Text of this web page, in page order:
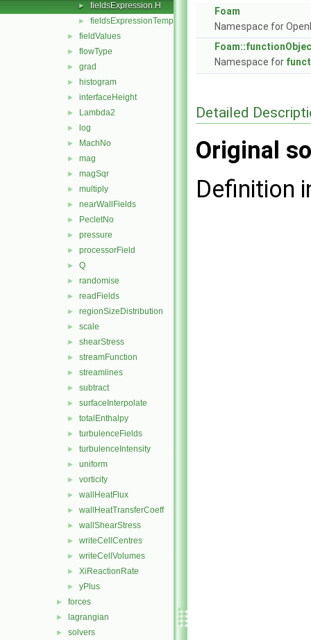
► fieldsExpression.H
► fieldsExpressionTemplates.C
► fieldValues
► flowType
► grad
► histogram
► interfaceHeight
► Lambda2
► log
► MachNo
► mag
► magSqr
► multiply
► nearWallFields
► PecletNo
► pressure
► processorField
► Q
► randomise
► readFields
► regionSizeDistribution
► scale
► shearStress
► streamFunction
► streamlines
► subtract
► surfaceInterpolate
► totalEnthalpy
► turbulenceFields
► turbulenceIntensity
► uniform
► vorticity
► wallHeatFlux
► wallHeatTransferCoeff
► wallShearStress
► writeCellCentres
► writeCellVolumes
► XiReactionRate
► yPlus
► forces
► lagrangian
► solvers
Foam
Namespace for
Namespace for
Detailed
Original
Definition